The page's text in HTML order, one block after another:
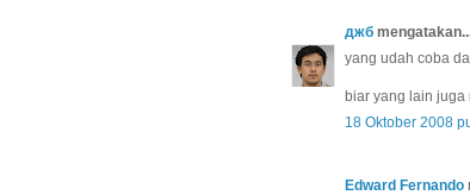
джб
yang udah coba
biar yang lain
18 Oktober 2008
Edward Fernando